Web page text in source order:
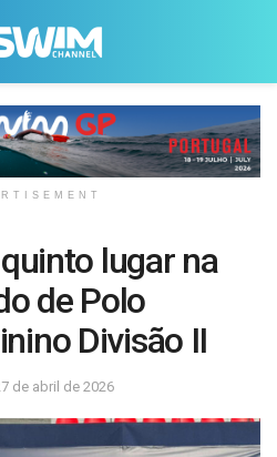
lugar na
de Polo
Divisão II
de abril de 2026